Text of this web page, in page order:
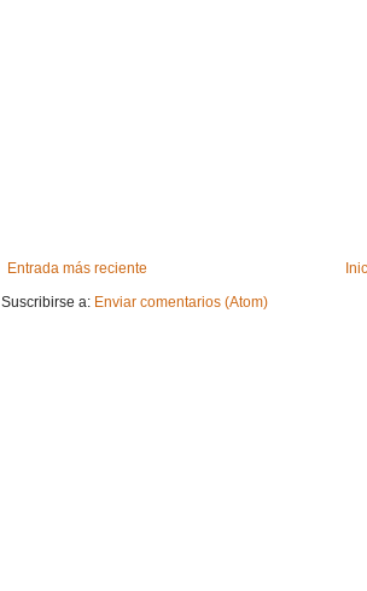
Entrada más reciente
Suscribirse a: Enviar comentarios (Atom)